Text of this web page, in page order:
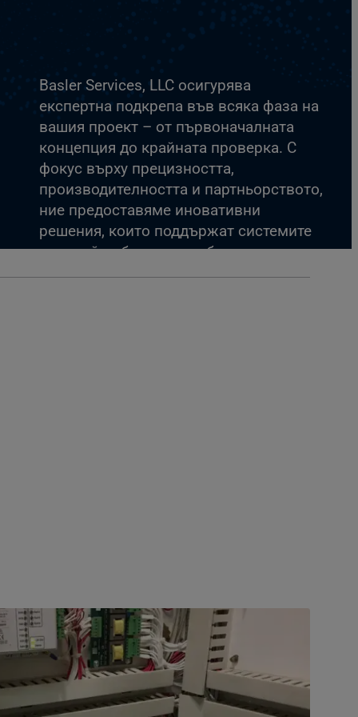
Basler Services, LLC осигурява
експертна подкрепа във всяка фаза на
вашия проект – от първоначалната
концепция до крайната проверка. С
фокус върху прецизността,
производителността и партньорството,
ние предоставяме иновативни
решения, които поддържат системите
ви в най-добрата им работа.